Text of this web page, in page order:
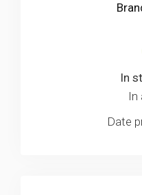
In
In
Date